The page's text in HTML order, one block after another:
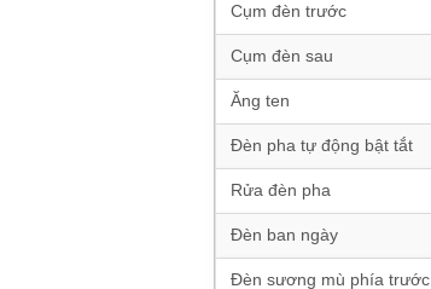
Cụm đèn trước
Cụm đèn sau
Ăng ten
Đèn pha tự động bật tắt
Rửa đèn pha
Đèn ban ngày
Đèn sương mù phía trước